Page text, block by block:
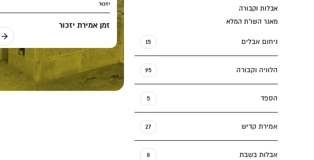
אבלות וקבורה
מאגר השו"ת המלא
ניחום אבלים 15
הלוויה וקבורה 95
הספד 5
אמירת קדיש 27
אבלות בשבת 8
יזכור
זמן אמירת יזכור